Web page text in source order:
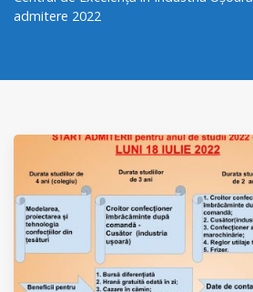
admitere 2022